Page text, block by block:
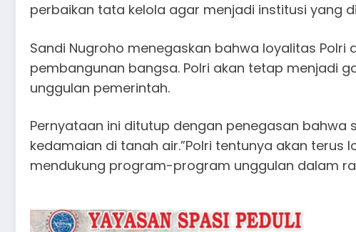
perbaikan tata kelola agar menjadi institusi yang
Sandi Nugroho menegaskan bahwa loyalitas
pembangunan bangsa. Polri akan tetap menjadi
unggulan pemerintah.​
Pernyataan ini ditutup dengan penegasan
kedamaian di tanah air.​”Polri tentunya akan terus
mendukung program-program unggulan dalam